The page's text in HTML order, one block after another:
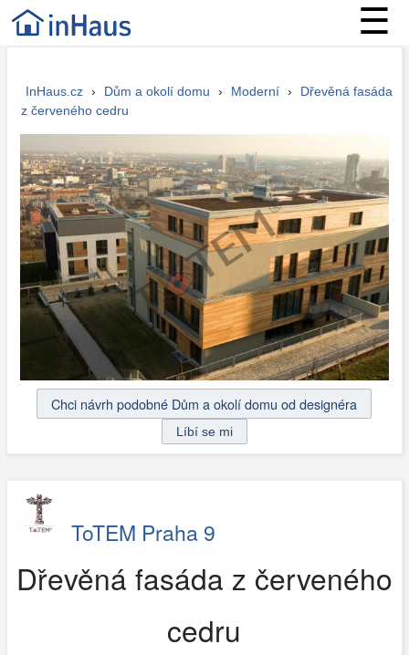
☰
InHaus.cz › Dům a okolí domu › Moderní ›
Dřevěná fasáda
z červeného cedru
Chci návrh podobné Dům a okolí domu od designéra
ToTEM Praha 9
Dřevěná fasáda z červeného
cedru